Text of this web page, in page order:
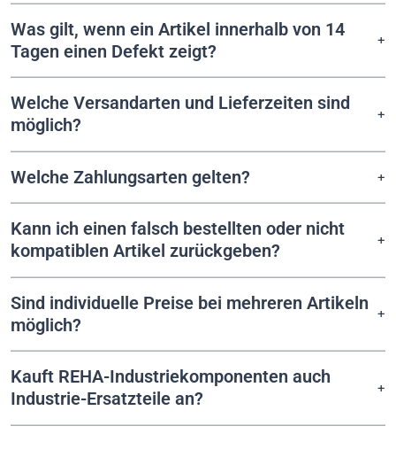
Was gilt, wenn ein Artikel innerhalb von 14
Tagen einen Defekt zeigt?
Welche Versandarten und Lieferzeiten sind
möglich?
Welche Zahlungsarten gelten?
Kann ich einen falsch bestellten oder nicht
kompatiblen Artikel zurückgeben?
Sind individuelle Preise bei mehreren Artikeln
möglich?
Kauft REHA-Industriekomponenten auch
Industrie-Ersatzteile an?